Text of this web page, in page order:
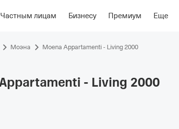
Частным лицам Бизнесу Премиум Еще
Фотографии НомераОтзывыРасположениеОб отеле
Моэна Moena Appartamenti - Living 2000
- Living 2000